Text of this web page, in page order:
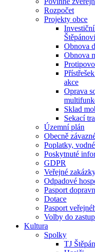
Rozpočet
Projekty obce
Obnova
Obnova
akce
Oprava
Sklad
Sekací
Územní plán
Obecně
Poplatky,
Poskytnuté
GDPR
Veřejné
Odpadové
Pasport
Dotace
Pasport
Volby do
Kultura
Spolky
TJ